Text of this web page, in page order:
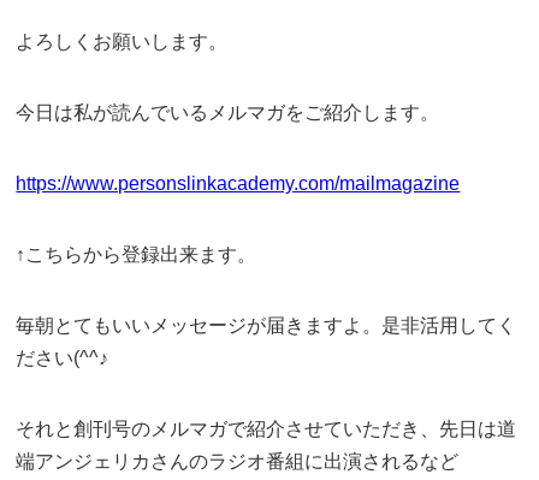
よろしくお願いします。
今日は私が読んでいるメルマガをご紹介します。
https://www.personslinkacademy.com/mailmagazine
↑こちらから登録出来ます。
毎朝とてもいいメッセージが届きますよ。是非活用してく
ださい(^^♪
それと創刊号のメルマガで紹介させていただき、先日は道
端アンジェリカさんのラジオ番組に出演されるなど